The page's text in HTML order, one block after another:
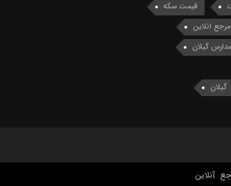
قیمت سکه
مرجع انلاین
گیلان
گیلان
آنلاین